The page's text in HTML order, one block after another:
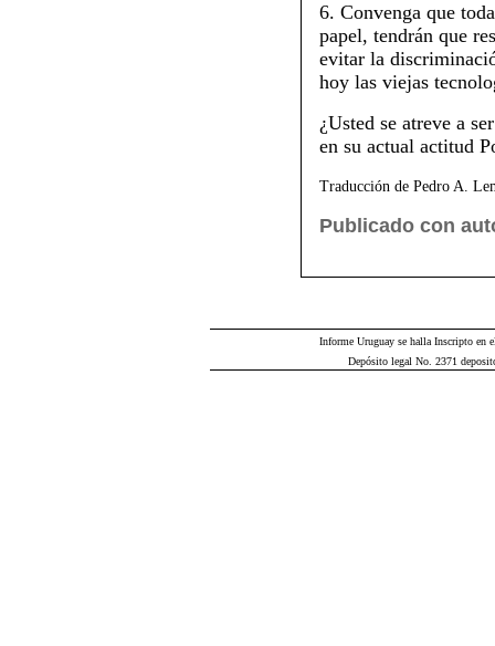
6. Convenga que
papel, tendrán que
evitar la
hoy las viejas
¿Usted se atreve a
en su actual actitud
Traducción de Pedro A.
Publicado con
Informe Uruguay se halla Inscripto en
Depósito legal No. 2371